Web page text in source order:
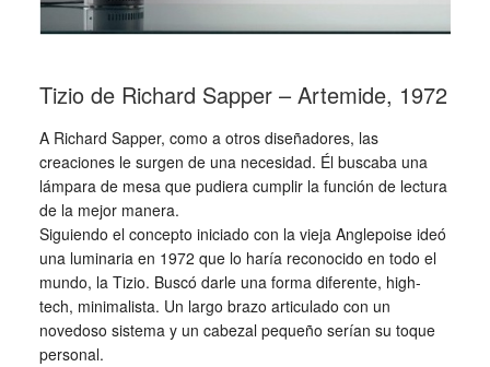
Tizio de Richard Sapper – Artemide, 1972
A Richard Sapper, como a otros diseñadores, las
creaciones le surgen de una necesidad. Él buscaba una
lámpara de mesa que pudiera cumplir la función de lectura
de la mejor manera.
Siguiendo el concepto iniciado con la vieja Anglepoise ideó
una luminaria en 1972 que lo haría reconocido en todo el
mundo, la Tizio. Buscó darle una forma diferente, high-
tech, minimalista. Un largo brazo articulado con un
novedoso sistema y un cabezal pequeño serían su toque
personal.